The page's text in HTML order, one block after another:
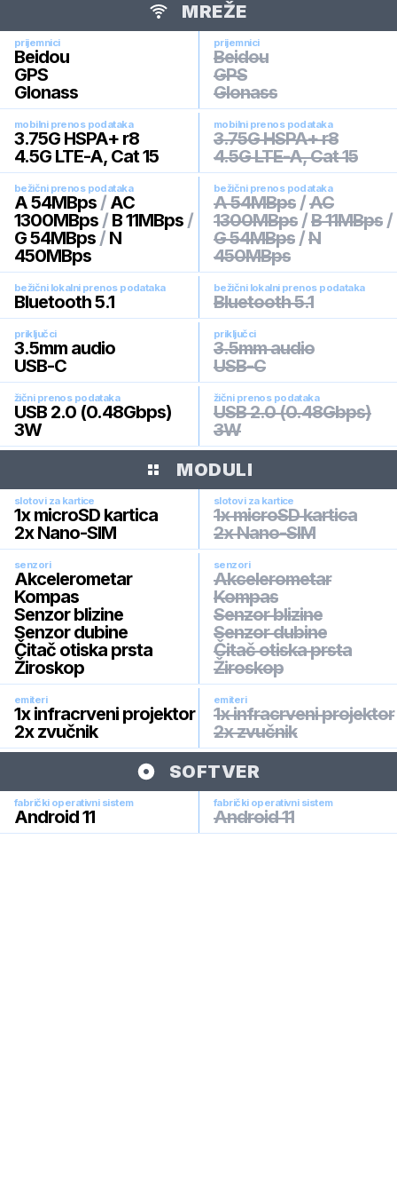
MREŽE
prijemnici
Beidou
GPS
Glonass
prijemnici
Beidou
GPS
Glonass
mobilni prenos podataka
3.75G HSPA+ r8
4.5G LTE-A, Cat 15
mobilni prenos podataka
3.75G HSPA+ r8
4.5G LTE-A, Cat 15
bežični prenos podataka
A 54MBps / AC
1300MBps / B 11MBps /
G 54MBps / N
450MBps
bežični prenos podataka
A 54MBps /AC
1300MBps /B 11MBps /
G 54MBps /N
450MBps
bežični lokalni prenos podataka
Bluetooth 5.1
bežični lokalni prenos podataka
Bluetooth 5.1
priključci
3.5mm audio
USB-C
priključci
3.5mm audio
USB-C
žični prenos podataka
USB 2.0 (0.48Gbps)
3W
žični prenos podataka
USB 2.0 (0.48Gbps)
3W
MODULI
slotovi za kartice
1x microSD kartica
2x Nano-SIM
slotovi za kartice
1x microSD kartica
2x Nano-SIM
senzori
Akcelerometar
Kompas
Senzor blizine
Senzor dubine
Čitač otiska prsta
Žiroskop
senzori
Akcelerometar
Kompas
Senzor blizine
Senzor dubine
Čitač otiska prsta
Žiroskop
emiteri
1x infracrveni projektor
2x zvučnik
emiteri
1x infracrveni projektor
2x zvučnik
SOFTVER
fabrički operativni sistem
Android 11
fabrički operativni sistem
Android 11